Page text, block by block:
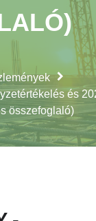
és
összefoglaló)